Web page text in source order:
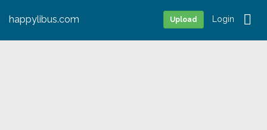
happylibus.com Upload Login